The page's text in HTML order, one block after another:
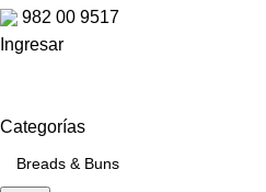
982 00 9517
Ingresar
Categorías